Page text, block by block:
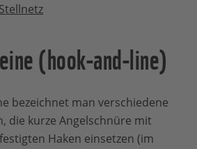
(hook-and-line)
bezeichnet man verschiedene
die kurze Angelschnüre mit
Haken einsetzen (im